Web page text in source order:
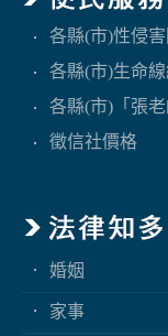
各縣(市)性侵
各縣(市)生命
各縣(市)「張
徵信社價格
婚姻
家事